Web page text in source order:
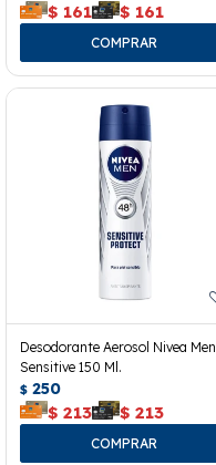
$ 161 $ 161
Desodorante Aerosol Nivea Men
Sensitive 150 Ml.
$ 250
$ 213 $ 213